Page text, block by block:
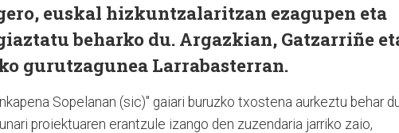
euskal hizkuntzalaritzan ezagupen eta
beharko du. Argazkian, Gatzarriñe
gurutzagunea Larrabasterran.
Sopelanan (sic)" gaiari buruzko txostena aurkeztu behar
proiektuaren erantzule izango den zuzendaria jarriko zaio,